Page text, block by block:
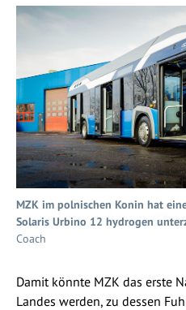
MZK im polnischen Konin hat
Solaris Urbino 12 hydrogen
Coach
Damit könnte MZK das erste
Landes werden, zu dessen